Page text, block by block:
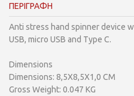
ΠΕΡΙΓΡΑΦΗ
Anti stress hand spinner device
USB, micro USB and Type C.
Dimensions
Dimensions: 8,5X8,5X1,0 CM
Gross Weight: 0.047 KG